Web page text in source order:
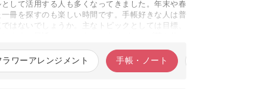
して活用する人も多くなってきました。年末や春
冊を探すのも楽しい時間です。手帳好きな人は普
はないでしょうか。主なトピックとしては目標、
ます。最近はシールやマスキングテープ等を使っ
グラマーの投稿が見つかります。そんな手帳ブ
風イラストなど、最新のトレンドを取り入れたデ
ラワーアレンジメント 手帳・ノート